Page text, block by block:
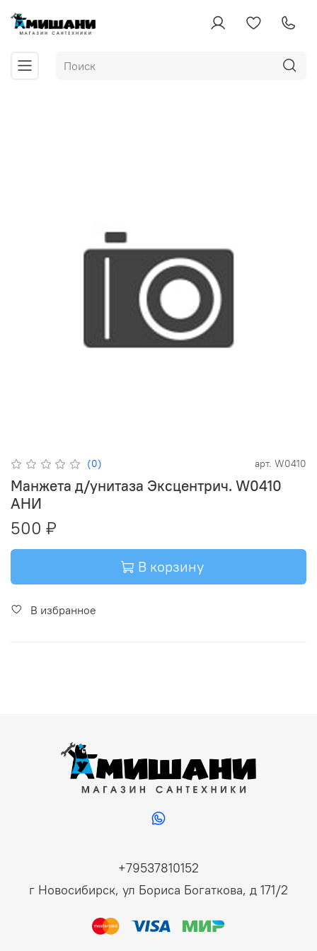
(0) арт. W0410
Манжета д/унитаза Эксцентрич. W0410
АНИ
500 ₽
В корзину
В избранное
+79537810152
г Новосибирск, ул Бориса Богаткова, д 171/2